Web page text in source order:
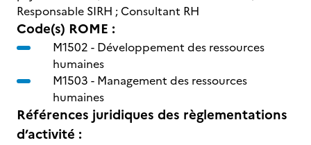
Responsable SIRH ; Consultant RH
Code(s) ROME :
M1502 - Développement des ressources
humaines
M1503 - Management des ressources
humaines
Références juridiques des règlementations
d’activité :